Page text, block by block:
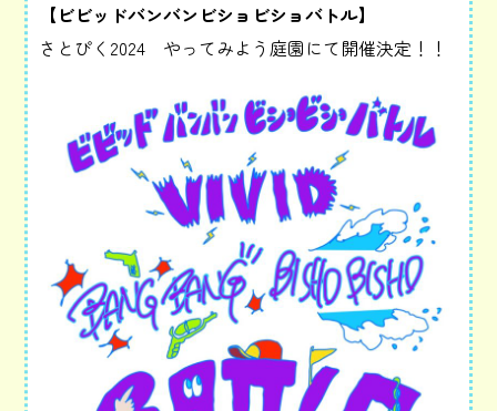
【ビビッドバンバンビショビショバトル】
さとぴく2024 やってみよう庭園にて開催決定！！